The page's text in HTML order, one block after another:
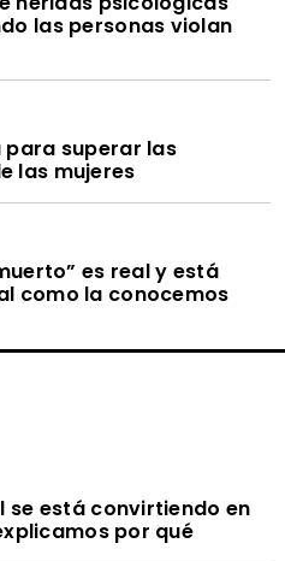
las personas violan
superar las
las mujeres
es real y está
como la conocemos
se está convirtiendo en
por qué